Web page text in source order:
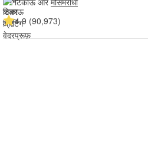
4.9 (90,973)